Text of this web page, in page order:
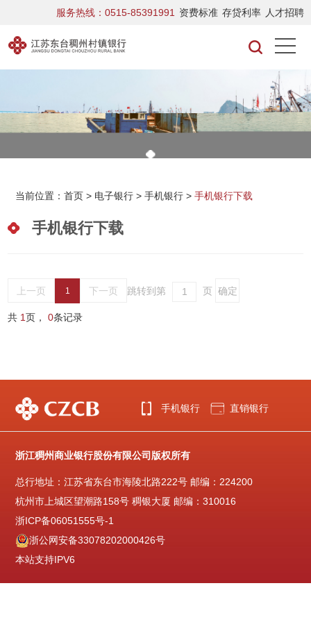
服务热线：0515-85391991 资费标准 存贷利率 人才招聘
当前位置：首页 > 电子银行 >手机银行 >手机银行下载
手机银行下载
上一页 1 下一页 跳转到第 页
共 1页，0条记录
手机银行 直销银行
浙江稠州商业银行股份有限公司版权所有
总行地址：江苏省东台市海陵北路222号 邮编：224200
杭州市上城区望潮路158号 稠银大厦 邮编：310016
浙ICP备06051555号-1
浙公网安备33078202000426号
本站支持IPV6